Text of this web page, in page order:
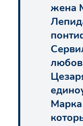
жена